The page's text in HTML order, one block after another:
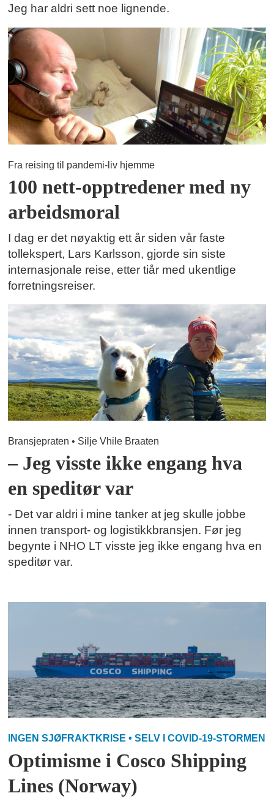
Jeg har aldri sett noe lignende.
Fra reising til pandemi-liv hjemme
100 nett-opptredener med ny
arbeidsmoral
I dag er det nøyaktig ett år siden vår faste
tollekspert, Lars Karlsson, gjorde sin siste
internasjonale reise, etter tiår med ukentlige
forretningsreiser.
Bransjepraten • Silje Vhile Braaten
– Jeg visste ikke engang hva
en speditør var
- Det var aldri i mine tanker at jeg skulle jobbe
innen transport- og logistikkbransjen. Før jeg
begynte i NHO LT visste jeg ikke engang hva en
speditør var.
INGEN SJØFRAKTKRISE • SELV I COVID-19-STORMEN
Optimisme i Cosco Shipping
Lines (Norway)